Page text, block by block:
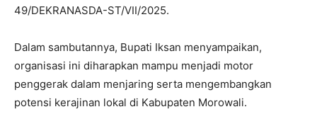
49/DEKRANASDA-ST/VII/2025.
Dalam sambutannya, Bupati Iksan menyampaikan,
organisasi ini diharapkan mampu menjadi motor
penggerak dalam menjaring serta mengembangkan
potensi kerajinan lokal di Kabupaten Morowali.